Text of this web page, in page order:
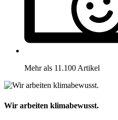
Mehr als 11.100 Artikel
Wir arbeiten klimabewusst.